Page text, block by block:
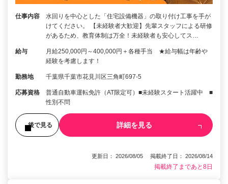
仕事内容
水回りを中心とした「住宅設備機器」の取り付け工事を手が
けてください。 【未経験者大歓迎】先輩スタッフによる研修
があるため、教育体制は万全！未経験者も安心してス…
給与
月給250,000円～400,000円＋各種手当 ★給与幅は年齢や
経験を考慮します！
勤務地 千葉県千葉市花見川区三角町697-5
応募資格
普通自動車運転免許（AT限定可）■未経験スタート活躍中 ■
性別不問
後で見る 詳細を見る
更新日： 2026/08/05 掲載終了日： 2026/08/14
掲載終了まであと8日